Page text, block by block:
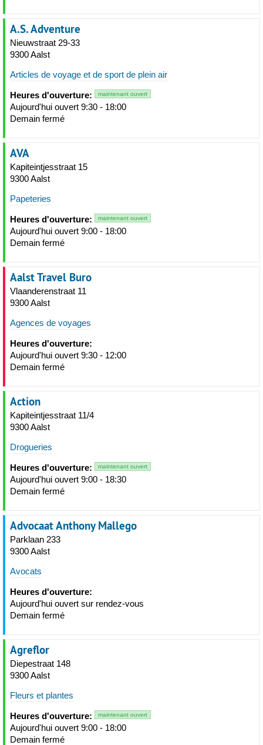
A.S. Adventure
Nieuwstraat 29-33
9300 Aalst
Articles de voyage et de sport de plein air
Heures d'ouverture: maintenant ouvert
Aujourd'hui ouvert 9:30 - 18:00
Demain fermé
AVA
Kapiteintjesstraat 15
9300 Aalst
Papeteries
Heures d'ouverture: maintenant ouvert
Aujourd'hui ouvert 9:00 - 18:00
Demain fermé
Aalst Travel Buro
Vlaanderenstraat 11
9300 Aalst
Agences de voyages
Heures d'ouverture:
Aujourd'hui ouvert 9:30 - 12:00
Demain fermé
Action
Kapiteintjesstraat 11/4
9300 Aalst
Drogueries
Heures d'ouverture: maintenant ouvert
Aujourd'hui ouvert 9:00 - 18:30
Demain fermé
Advocaat Anthony Mallego
Parklaan 233
9300 Aalst
Avocats
Heures d'ouverture:
Aujourd'hui ouvert sur rendez-vous
Demain fermé
Agreflor
Diepestraat 148
9300 Aalst
Fleurs et plantes
Heures d'ouverture: maintenant ouvert
Aujourd'hui ouvert 9:00 - 18:00
Demain fermé